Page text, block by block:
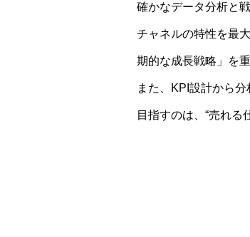
確かなデータ分析と
チャネルの特性を最
期的な成長戦略」を
また、KPI設計から
目指すのは、“売れる